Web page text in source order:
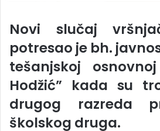
Novi slučaj
potresao je bh.
tešanjskoj
Hodžić” kada su
drugog razreda
školskog druga.